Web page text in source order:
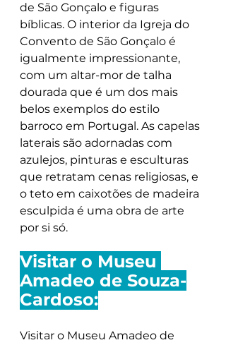
de São Gonçalo e figuras
bíblicas. O interior da Igreja do
Convento de São Gonçalo é
igualmente impressionante,
com um altar-mor de talha
dourada que é um dos mais
belos exemplos do estilo
barroco em Portugal. As capelas
laterais são adornadas com
azulejos, pinturas e esculturas
que retratam cenas religiosas, e
o teto em caixotões de madeira
esculpida é uma obra de arte
por si só.
Visitar o Museu
Amadeo de Souza-
Cardoso:
Visitar o Museu Amadeo de